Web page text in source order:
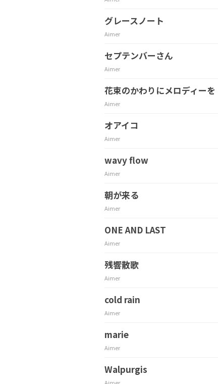
グレースノート
Aimer
セプテンバーさん
Aimer
花束のかわりにメロディーを
Aimer
オアイコ
Aimer
wavy flow
Aimer
朝が来る
Aimer
ONE AND LAST
Aimer
残響散歌
Aimer
cold rain
Aimer
marie
Aimer
Walpurgis